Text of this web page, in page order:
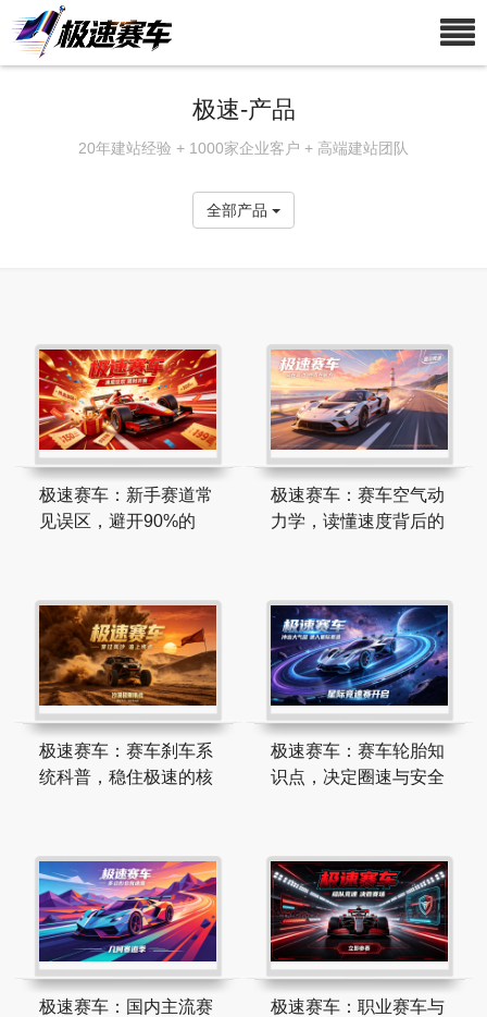
极速-产品
20年建站经验 + 1000家企业客户 + 高端建站团队
全部产品
极速赛车：新手赛道常
见误区，避开90%的
极速赛车：赛车空气动
力学，读懂速度背后的
极速赛车：赛车刹车系
统科普，稳住极速的核
极速赛车：赛车轮胎知
识点，决定圈速与安全
极速赛车：国内主流赛
极速赛车：职业赛车与